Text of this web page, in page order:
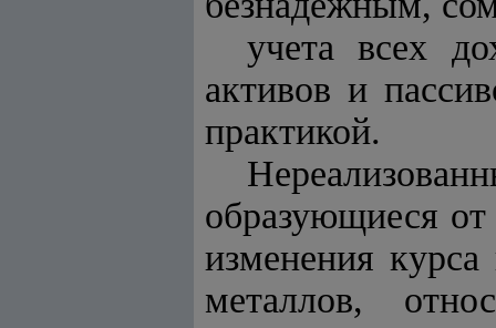
учета всех
активов и
практикой.
образующиеся от
изменения
металлов,